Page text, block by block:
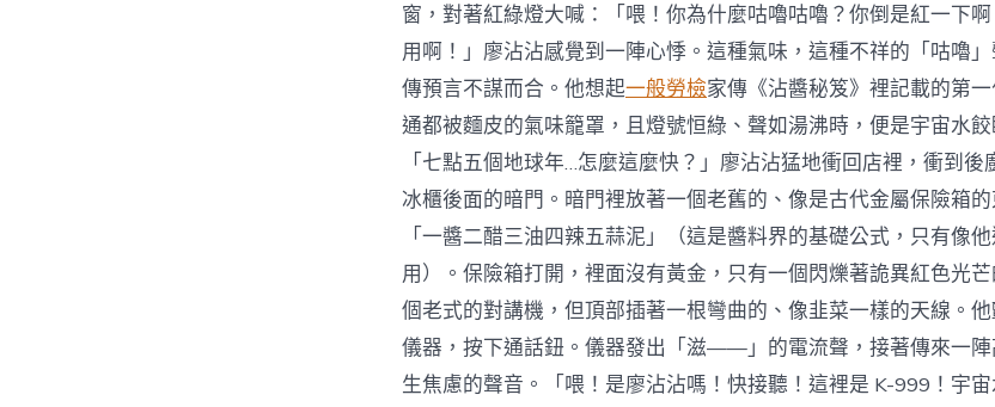
窗，對著紅綠燈大喊：「喂！你為什麼咕嚕咕嚕？你倒是紅一下
用啊！」廖沾沾感覺到一陣心悸。這種氣味，這種不祥的「咕嚕
傳預言不謀而合。他想起一般勞檢家傳《沾醬秘笈》裡記載的第
通都被麵皮的氣味籠罩，且燈號恒綠、聲如湯沸時，便是宇宙水餃
「七點五個地球年…怎麼這麼快？」廖沾沾猛地衝回店裡，衝到
冰櫃後面的暗門。暗門裡放著一個老舊的、像是古代金屬保險箱的
「一醬二醋三油四辣五蒜泥」（這是醬料界的基礎公式，只有像
用）。保險箱打開，裡面沒有黃金，只有一個閃爍著詭異紅色光
個老式的對講機，但頂部插著一根彎曲的、像韭菜一樣的天線。
儀器，按下通話鈕。儀器發出「滋——」的電流聲，接著傳來一
生焦慮的聲音。「喂！是廖沾沾嗎！快接聽！這裡是 K-999！宇